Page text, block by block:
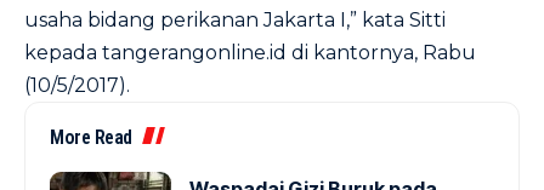
usaha bidang perikanan Jakarta I,” kata Sitti
kepada tangerangonline.id di kantornya, Rabu
(10/5/2017).
More Read